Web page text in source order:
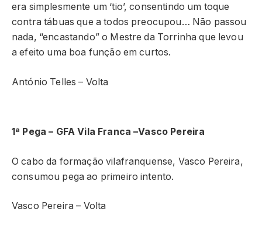
era simplesmente um ‘tio’, consentindo um toque
contra tábuas que a todos preocupou… Não passou
nada, “encastando” o Mestre da Torrinha que levou
a efeito uma boa função em curtos.
António Telles – Volta
1ª Pega – GFA Vila Franca –Vasco Pereira
O cabo da formação vilafranquense, Vasco Pereira,
consumou pega ao primeiro intento.
Vasco Pereira – Volta